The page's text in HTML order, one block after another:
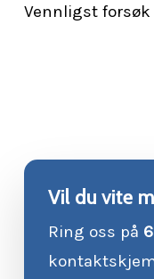
Vennligst
Vil du vite
Ring oss på